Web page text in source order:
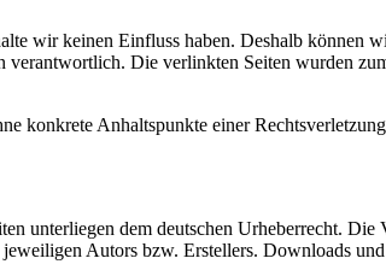
wir keinen Einfluss haben. Deshalb können
verantwortlich. Die verlinkten Seiten wurden
konkrete Anhaltspunkte einer
unterliegen dem deutschen Urheberrecht.
Autors bzw. Erstellers. Downloads